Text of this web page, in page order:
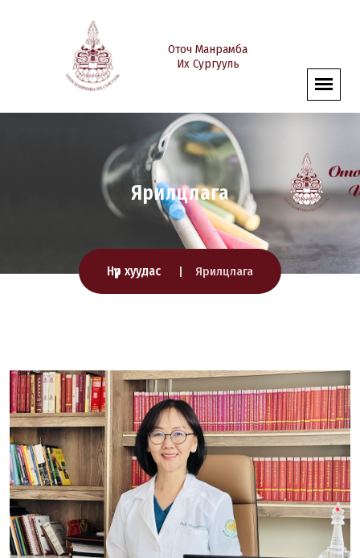
Оточ Манрамба
Их Сургууль
Ярилцлага
Нүүр хуудас Ярилцлага